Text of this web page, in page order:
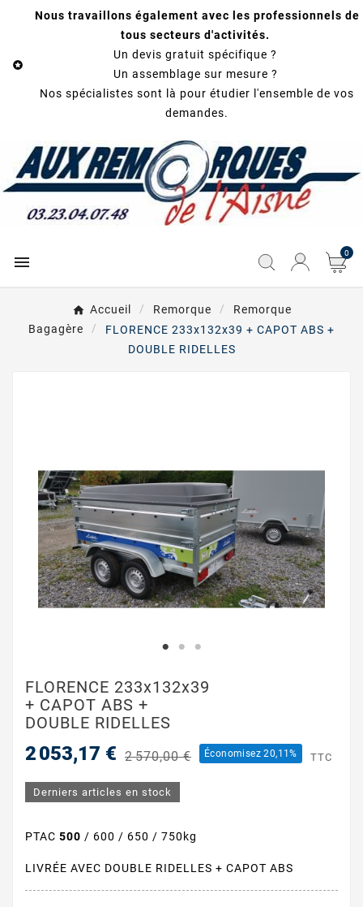

Nous travaillons également avec les professionnels de
tous secteurs d'activités.
Un devis gratuit spécifique ?
Un assemblage sur mesure ?
Nos spécialistes sont là pour étudier l'ensemble de vos
demandes.
 0
Accueil Remorque
Remorque
Bagagère
FLORENCE 233x132x39 + CAPOT ABS +
DOUBLE RIDELLES
FLORENCE 233x132x39
+ CAPOT ABS +
DOUBLE RIDELLES
2 053,17 € 2 570,00 € Économisez 20,11% TTC
Derniers articles en stock
PTAC 500 / 600 / 650 / 750kg
LIVRÉE AVEC DOUBLE RIDELLES + CAPOT ABS